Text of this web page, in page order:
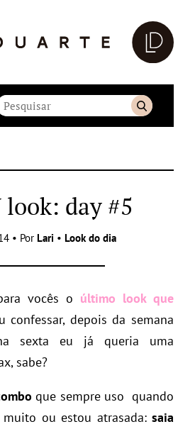
look: day #5
• Por Lari • Look do dia
vocês o último look que
confessar, depois da semana
sexta eu já queria uma
sabe?
que sempre uso quando
ou estou atrasada: saia